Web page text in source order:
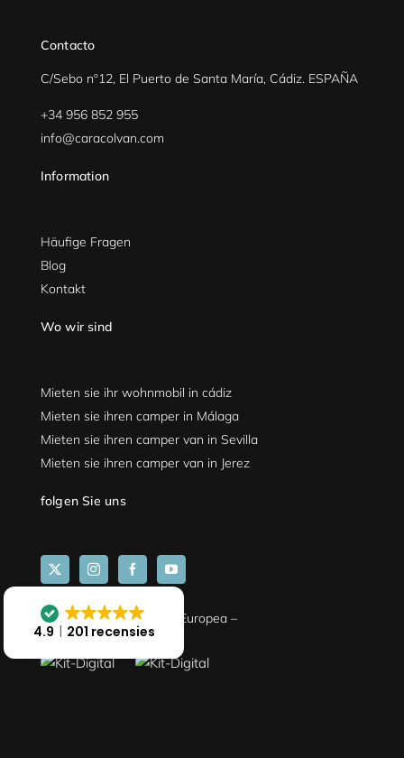
Contacto
C/Sebo nº12, El Puerto de Santa María, Cádiz. ESPAÑA
+34 956 852 955
info@caracolvan.com
Information
Häufige Fragen
Blog
Kontakt
Wo wir sind
Mieten sie ihr wohnmobil in cádiz
Mieten sie ihren camper in Málaga
Mieten sie ihren camper van in Sevilla
Mieten sie ihren camper van in Jerez
folgen Sie uns
Financiado por la Unión Europea –
NextGenerationEU
4.9 201 recensies